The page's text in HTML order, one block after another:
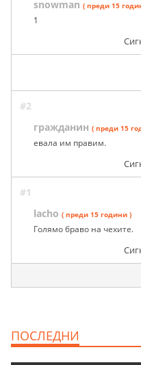
snowman ( преди 15
1
#2
гражданин ( преди 15
евала им правим.
#1
lacho ( преди 15 години )
Голямо браво на чехите.
ПОСЛЕДНИ